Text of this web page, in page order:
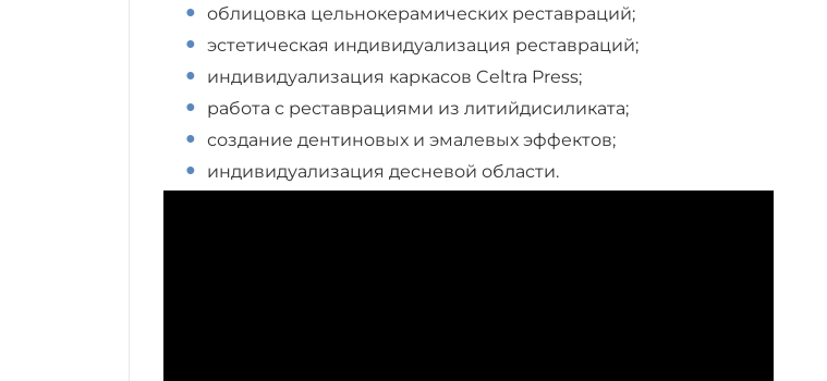
облицовка цельнокерамических реставраций;
эстетическая индивидуализация реставраций;
индивидуализация каркасов Celtra Press;
работа с реставрациями из литийдисиликата;
создание дентиновых и эмалевых эффектов;
индивидуализация десневой области.